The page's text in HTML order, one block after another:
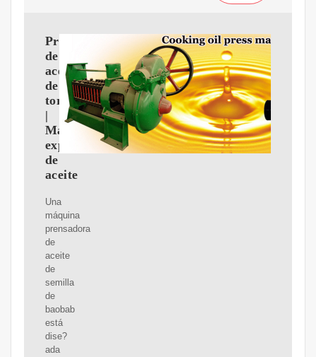
Prensa
de
aceite
de
tornillo
|
Máquina
expulsora
de
aceite
Una
máquina
prensadora
de
aceite
de
semilla
de
baobab
está
dise?
ada